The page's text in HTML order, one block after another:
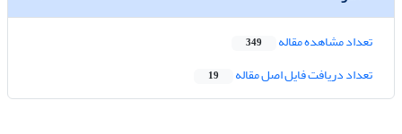
تعداد مشاهده مقاله 349
تعداد دریافت فایل اصل مقاله 19